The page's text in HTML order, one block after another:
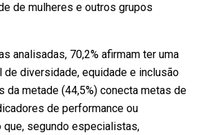
de mulheres e outros grupos
analisadas, 70,2% afirmam ter uma
diversidade, equidade e inclusão
da metade (44,5%) conecta metas de
de performance ou
que, segundo especialistas,